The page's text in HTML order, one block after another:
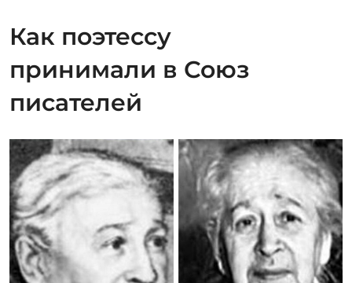
Как поэтессу
принимали в Союз
писателей